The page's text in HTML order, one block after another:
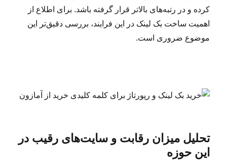
کرده و در رتبه‌های بالاتر قرار گرفته باشد. برای اطلاع از
اهمیت ساخت بک لینک در این فرایند، بررسی دقیق‌تر این
موضوع ضروری است.
تحلیل میزان رقابت و سایت‌های رقیب در
این حوزه